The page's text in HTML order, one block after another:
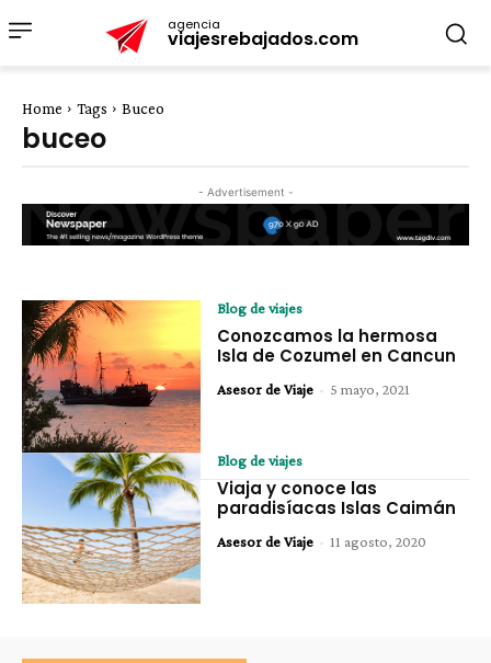
agencia
viajesrebajados.com
Home Tags Buceo
buceo
- Advertisement -
Blog de viajes
Conozcamos la hermosa
Isla de Cozumel en Cancun
Asesor de Viaje - 5 mayo, 2021
Blog de viajes
Viaja y conoce las
paradisíacas Islas Caimán
Asesor de Viaje - 11 agosto, 2020